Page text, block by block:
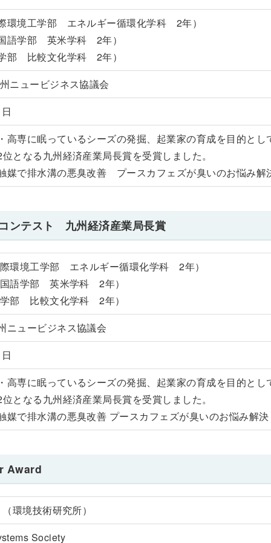
環境工学部 エネルギー循環化学科 2年）
語学部 英米学科 2年）
部 比較文化学科 2年）
ニュービジネス協議会
高専に眠っているシーズの発掘、起業家の育成を目的とし
となる九州経済産業局長賞を受賞しました。
媒で排水溝の悪臭改善 プースカフェズが臭いのお悩み解
ンテスト 九州経済産業局長賞
環境工学部 エネルギー循環化学科 2年）
語学部 英米学科 2年）
部 比較文化学科 2年）
ニュービジネス協議会
高専に眠っているシーズの発掘、起業家の育成を目的とし
となる九州経済産業局長賞を受賞しました。
媒で排水溝の悪臭改善 プースカフェズが臭いのお悩み解
Award
環境技術研究所）
Society